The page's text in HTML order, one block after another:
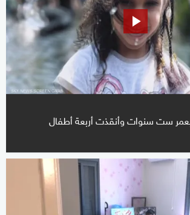
ست سنوات وأنقذت أربعة أطفال